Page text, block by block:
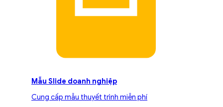
Mẫu Slide doanh nghiệp
Cung cấp mẫu thuyết trình miễn phí